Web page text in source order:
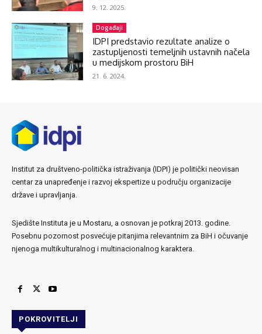
9. 12. 2025.
Događaji
IDPI predstavio rezultate analize o
zastupljenosti temeljnih ustavnih načela
u medijskom prostoru BiH
21. 6. 2024.
Institut za društveno-politička istraživanja (IDPI) je politički neovisan
centar za unapređenje i razvoj ekspertize u području organizacije
države i upravljanja.
Sjedište Instituta je u Mostaru, a osnovan je potkraj 2013. godine.
Posebnu pozornost posvećuje pitanjima relevantnim za BiH i očuvanje
njenoga multikulturalnog i multinacionalnog karaktera.
POKROVITELJI